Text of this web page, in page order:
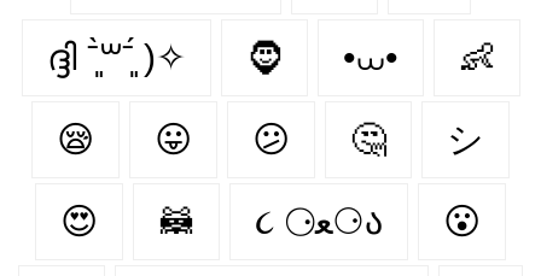
ദ്ദി ˉ͈̀꒳ˉ͈́ )✧ 🧔 •⩊• 👶
😪 😛 😕 🤔 シ
😍 🦝 ૮ ⚆ﻌ⚆ა 😮